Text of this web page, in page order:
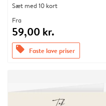
Sæt med 10 kort
Fra
59,00 kr.
offers Faste lave priser